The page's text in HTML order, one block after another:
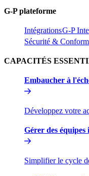
G-P plateforme​​
Intégrations​​G-P
Sécurité &
CAPACITÉS
Embaucher à
Développez votre
Gérer des
Simplifier le cycle